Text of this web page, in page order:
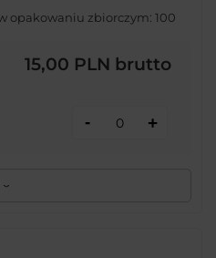
opakowaniu zbiorczym:100
15,00 PLN brutto
- +